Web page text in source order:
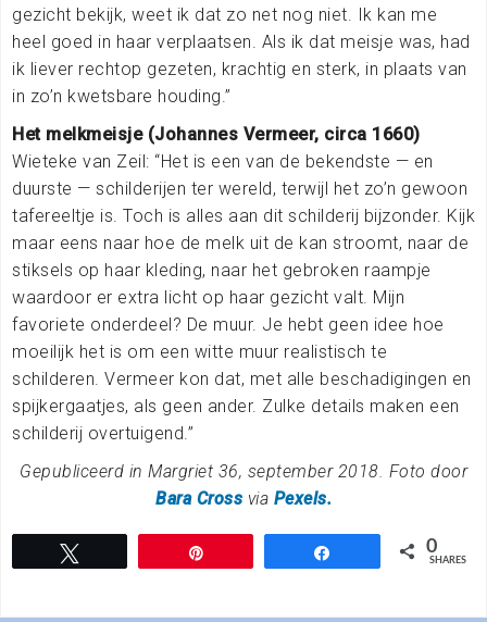
gezicht bekijk, weet ik dat zo net nog niet. Ik kan me
heel goed in haar verplaatsen. Als ik dat meisje was, had
ik liever rechtop gezeten, krachtig en sterk, in plaats van
in zo’n kwetsbare houding.”
Het melkmeisje (Johannes Vermeer, circa 1660)
Wieteke van Zeil: “Het is een van de bekendste — en
duurste — schilderijen ter wereld, terwijl het zo’n gewoon
tafereeltje is. Toch is alles aan dit schilderij bijzonder. Kijk
maar eens naar hoe de melk uit de kan stroomt, naar de
stiksels op haar kleding, naar het gebroken raampje
waardoor er extra licht op haar gezicht valt. Mijn
favoriete onderdeel? De muur. Je hebt geen idee hoe
moeilijk het is om een witte muur realistisch te
schilderen. Vermeer kon dat, met alle beschadigingen en
spijkergaatjes, als geen ander. Zulke details maken een
schilderij overtuigend.”
Gepubliceerd in Margriet 36, september 2018. Foto door
Bara Crossvia Pexels.
0
SHARES